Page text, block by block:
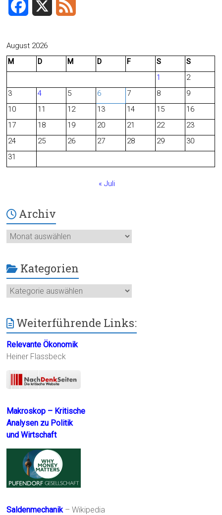
c
b
o
August 2026
M
D M D F S
S
1
2
3
4 5 6 7 8
9
10
11 12 13 14 15
16
17
18 19 20 21 22
23
24
25 26 27 28 29
30
31
« Juli
Archiv
Archiv
Kategorien
Kategorien
Weiterführende Links:
Relevante Ökonomik
Heiner Flassbeck
Makroskop – Kritische
Analysen zu Politik
und Wirtschaft
Saldenmechanik– Wikipedia